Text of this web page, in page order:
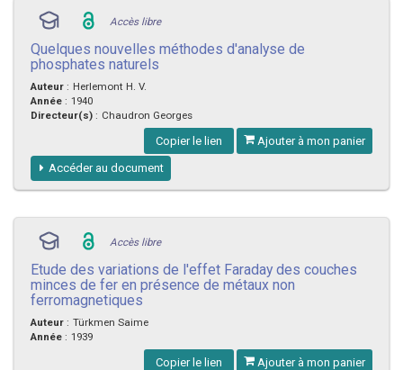
Accès libre
Quelques nouvelles méthodes d'analyse de
phosphates naturels
Auteur : Herlemont H. V.
Année : 1940
Directeur(s) : Chaudron Georges
Copier le lien Ajouter à mon panier
Accéder au document
Accès libre
Etude des variations de l'effet Faraday des couches
minces de fer en présence de métaux non
ferromagnetiques
Auteur : Türkmen Saime
Année : 1939
Copier le lien Ajouter à mon panier